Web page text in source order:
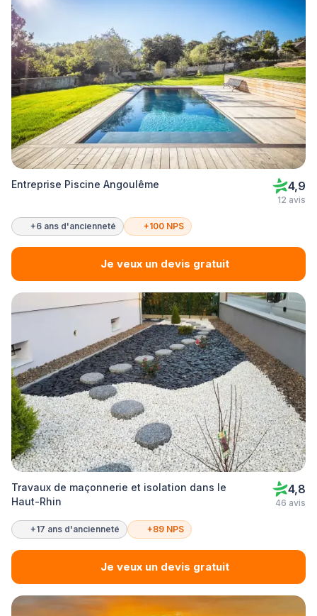
Entreprise Piscine Angoulême 4,9
12 avis
+6 ans d'ancienneté +100 NPS
Je veux un devis gratuit
Travaux de maçonnerie et isolation dans le
Haut-Rhin
4,8
46 avis
+17 ans d'ancienneté +89 NPS
Je veux un devis gratuit